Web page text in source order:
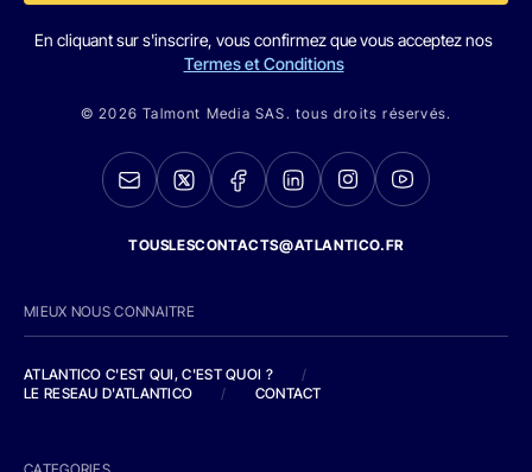
En cliquant sur s'inscrire, vous confirmez que vous acceptez nos
Termes et Conditions
© 2026 Talmont Media SAS. tous droits réservés.
TOUSLESCONTACTS@ATLANTICO.FR
MIEUX NOUS CONNAITRE
ATLANTICO C'EST QUI, C'EST QUOI ?
/
LE RESEAU D'ATLANTICO
/ CONTACT